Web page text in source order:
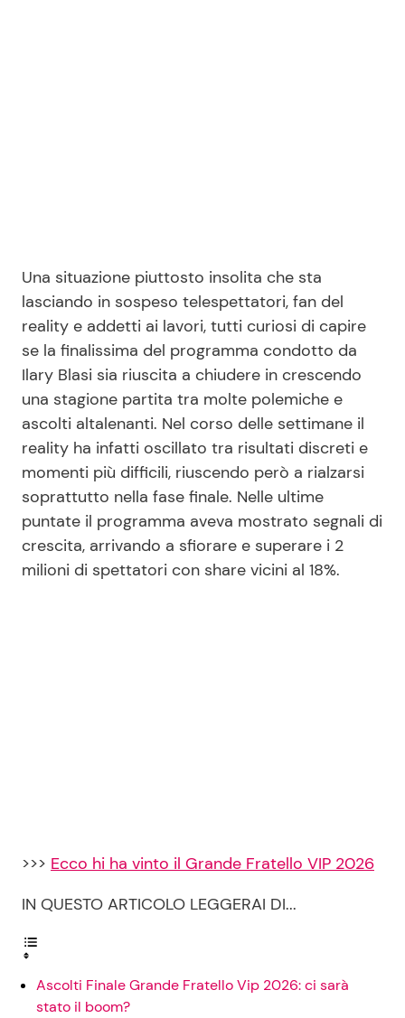
Disclaimer e Privacy
Redazione
Contattaci
Pubblicità
Privacy Policy
Una situazione piuttosto insolita che sta
lasciando in sospeso telespettatori, fan del
reality e addetti ai lavori, tutti curiosi di capire
se la finalissima del programma condotto da
Ilary Blasi sia riuscita a chiudere in crescendo
una stagione partita tra molte polemiche e
ascolti altalenanti. Nel corso delle settimane il
reality ha infatti oscillato tra risultati discreti e
momenti più difficili, riuscendo però a rialzarsi
soprattutto nella fase finale. Nelle ultime
puntate il programma aveva mostrato segnali di
crescita, arrivando a sfiorare e superare i 2
milioni di spettatori con share vicini al 18%.
>>> Ecco hi ha vinto il Grande Fratello VIP 2026
IN QUESTO ARTICOLO LEGGERAI DI...
Ascolti Finale Grande Fratello Vip 2026: ci sarà
stato il boom?